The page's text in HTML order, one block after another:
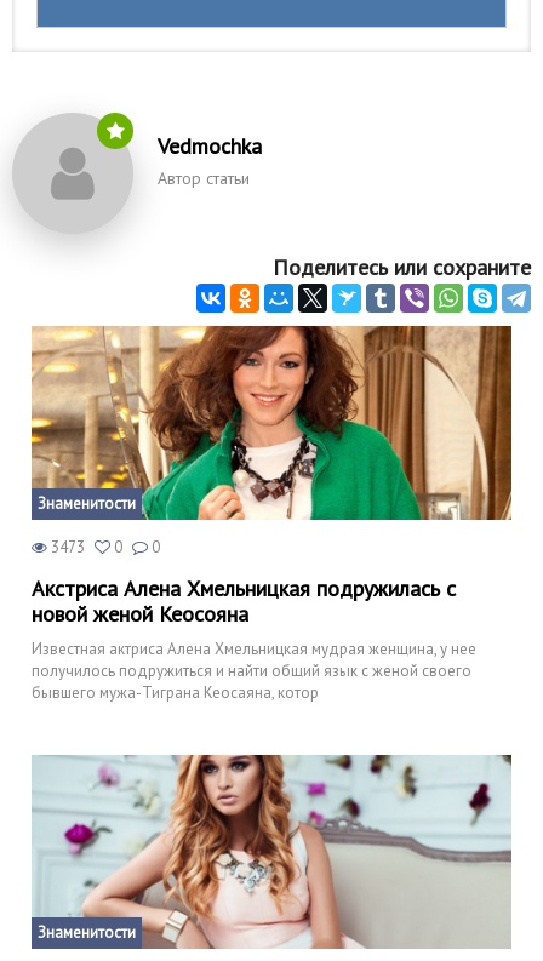
Vedmochka
Автор статьи
Поделитесь или сохраните
Знаменитости
3473 0 0
Акстриса Алена Хмельницкая подружилась с
новой женой Кеосояна
Известная актриса Алена Хмельницкая мудрая женщина, у нее
получилось подружиться и найти общий язык с женой своего
бывшего мужа-Тиграна Кеосаяна, котор
Знаменитости